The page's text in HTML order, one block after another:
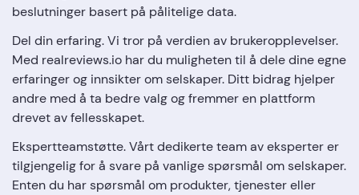
beslutninger basert på pålitelige data.
Del din erfaring. Vi tror på verdien av brukeropplevelser.
Med realreviews.io har du muligheten til å dele dine egne
erfaringer og innsikter om selskaper. Ditt bidrag hjelper
andre med å ta bedre valg og fremmer en plattform
drevet av fellesskapet.
Ekspertteamstøtte. Vårt dedikerte team av eksperter er
tilgjengelig for å svare på vanlige spørsmål om selskaper.
Enten du har spørsmål om produkter, tjenester eller